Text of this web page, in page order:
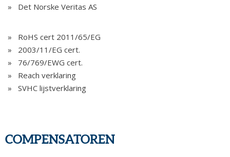
Det Norske Veritas AS
RoHS cert 2011/65/EG
2003/11/EG cert.
76/769/EWG cert.
Reach verklaring
SVHC lijstverklaring
COMPENSATOREN